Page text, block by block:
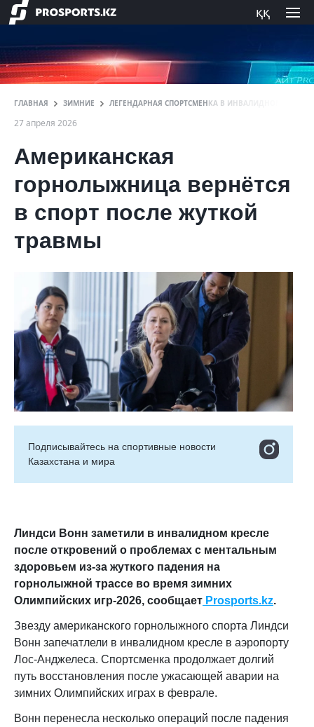
ққ
ГЛАВНАЯ ЗИМНИЕ ЛЕГЕНДАРНАЯ СПОРТСМЕНКА В ИНВАЛИДНОМ
27 апреля 2026
Американская
горнолыжница вернётся
в спорт после жуткой
травмы
Подписывайтесь на cпортивные новости
Казахстана и мира
Линдси Вонн заметили в инвалидном кресле
после откровений о проблемах с ментальным
здоровьем из-за жуткого падения на
горнолыжной трассе во время зимних
Олимпийских игр-2026, сообщает Prosports.kz.
Звезду американского горнолыжного спорта Линдси
Вонн запечатлели в инвалидном кресле в аэропорту
Лос-Анджелеса. Спортсменка продолжает долгий
путь восстановления после ужасающей аварии на
зимних Олимпийских играх в феврале.
Вонн перенесла несколько операций после падения